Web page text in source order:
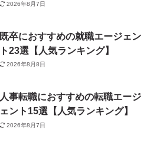
2026年8月7日
既卒におすすめの就職エージェン
ト23選【人気ランキング】
2026年8月8日
人事転職におすすめの転職エージ
ェント15選【人気ランキング】
2026年8月7日